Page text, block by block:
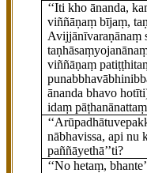
‘‘Iti kho ānanda,
viññāṇaṃ bījaṃ,
Avijjānīvaraṇānaṃ
viññāṇaṃ
ānanda bhavo
idaṃ
nābhavissa, api nu
paññāyethā’’ti?
‘‘No hetaṃ,